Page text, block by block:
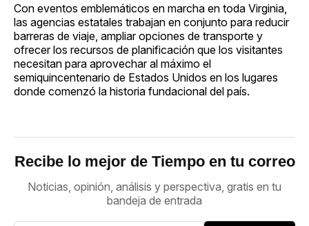
Con eventos emblemáticos en marcha en toda Virginia,
las agencias estatales trabajan en conjunto para reducir
barreras de viaje, ampliar opciones de transporte y
ofrecer los recursos de planificación que los visitantes
necesitan para aprovechar al máximo el
semiquincentenario de Estados Unidos en los lugares
donde comenzó la historia fundacional del país.
Recibe lo mejor de Tiempo en tu correo
Noticias, opinión, análisis y perspectiva, gratis en tu
bandeja de entrada